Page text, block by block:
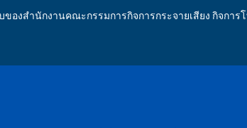
องสำนักงานคณะกรรมการกิจการกระจายเสียง กิจก